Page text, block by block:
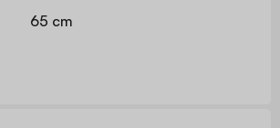
65 cm